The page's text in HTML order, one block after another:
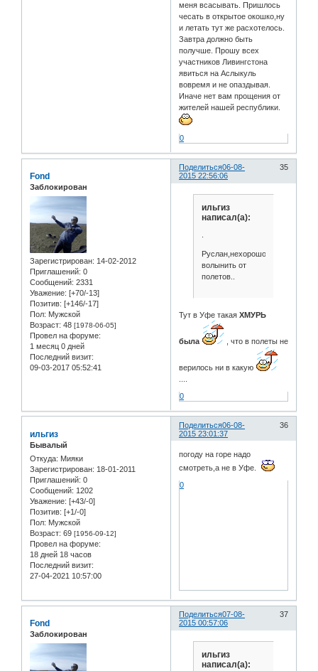
меня всасывать. Пришлось
чесать в открытое окошко,ну
и летать тут же расхотелось.
Завтра должно быть
получше. Прошу всех
участников Ливингстона
явиться на Аслыкуль
вовремя и не опаздывая.
Иначе нет вам прощения от
жителей нашей республики.
0
Поделиться 35
06-08-
2015 22:56:06
Fond
Заблокирован
Зарегистрирован: 14-02-2012
Приглашений: 0
Сообщений: 2331
Уважение: [+70/-13]
Позитив: [+146/-17]
Пол: Мужской
Возраст: 48 [1978-06-05]
Провел на форуме:
1 месяц 0 дней
Последний визит:
09-03-2017 05:52:41
ильгиз
написал(а):
Руслан,нехорошо
волынить от
полетов..
Тут в Уфе такаяХМУРЬ
была , что в полеты не
верилось ни в какую
0
Поделиться 36
06-08-
2015 23:01:37
ильгиз
Бывалый
Откуда: Мияки
Зарегистрирован: 18-01-2011
Приглашений: 0
Сообщений: 1202
Уважение: [+43/-0]
Позитив: [+1/-0]
Пол: Мужской
Возраст: 69 [1956-09-12]
Провел на форуме:
18 дней 18 часов
Последний визит:
27-04-2021 10:57:00
погоду на горе надо
смотреть,а не в Уфе.
0
Поделиться 37
07-08-
2015 00:57:06
Fond
Заблокирован
ильгиз
написал(а):